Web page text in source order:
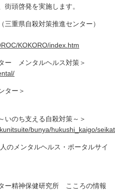
頭啓発を実施します。
三重県自殺対策推進センター）
KOKORO/index.htm
ー メンタルヘルス対策＞
ター＞
いのち支える自殺対策～＞
bunya/hukushi_kaigo/
のメンタルヘルス・ポータルサイ
ー精神保健研究所 こころの情報